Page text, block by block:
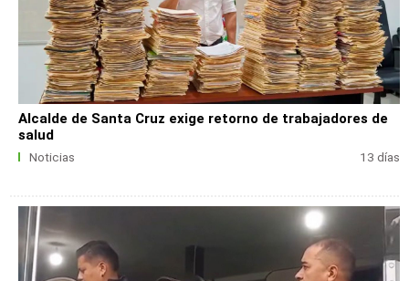
Alcalde de Santa Cruz exige retorno de trabajadores de
salud
Noticias 13 días